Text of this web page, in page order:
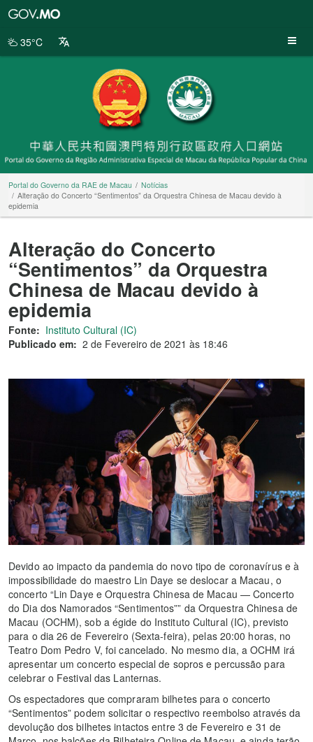
da
35°C
Portal do Governo da RAE de Macau
Notícias
Alteração do Concerto “Sentimentos” da Orquestra Chinesa de Macau devido à
epidemia
Alteração do Concerto
“Sentimentos” da Orquestra
Chinesa de Macau devido à
epidemia
Fonte: Instituto Cultural (IC)
Publicado em: 2 de Fevereiro de 2021 às 18:46
Devido ao impacto da pandemia do novo tipo de coronavírus e à
impossibilidade do maestro Lin Daye se deslocar a Macau, o
concerto “Lin Daye e Orquestra Chinesa de Macau — Concerto
do Dia dos Namorados “Sentimentos”” da Orquestra Chinesa de
Macau (OCHM), sob a égide do Instituto Cultural (IC), previsto
para o dia 26 de Fevereiro (Sexta-feira), pelas 20:00 horas, no
Teatro Dom Pedro V, foi cancelado. No mesmo dia, a OCHM irá
apresentar um concerto especial de sopros e percussão para
celebrar o Festival das Lanternas.
Os espectadores que compraram bilhetes para o concerto
“Sentimentos” podem solicitar o respectivo reembolso através da
devolução dos bilhetes intactos entre 3 de Fevereiro e 31 de